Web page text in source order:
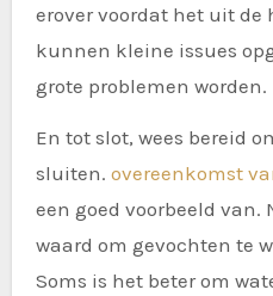
erover voordat het uit de
kunnen kleine issues
grote problemen worden.
En tot slot, wees bereid
sluiten. overeenkomst
een goed voorbeeld van.
waard om gevochten te
Soms is het beter om